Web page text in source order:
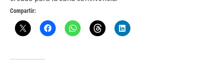
Compartir: